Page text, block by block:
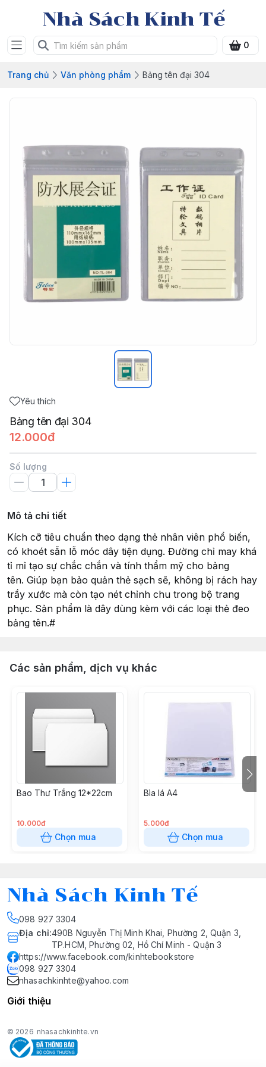
Nhà Sách Kinh Tế
0
Trang chủ Văn phòng phẩm Bảng tên đại 304
Yêu thích
Bảng tên đại 304
12.000đ
Số lượng
Mô tả chi tiết
Kích cỡ tiêu chuẩn theo dạng thẻ nhân viên phổ biến,
có khoét sẵn lỗ móc dây tiện dụng. Đường chỉ may khá
tỉ mỉ tạo sự chắc chắn và tính thẩm mỹ cho bảng
tên. Giúp bạn bảo quản thẻ sạch sẽ, không bị rách hay
trầy xước mà còn tạo nét chỉnh chu trong bộ trang
phục. Sản phẩm là dây dùng kèm với các loại thẻ đeo
bảng tên.#
Các sản phẩm, dịch vụ khác
Bao Thư Trắng 12*22cm
10.000đ
Chọn mua
Bìa lá A4
5.000đ
Chọn mua
Nhà Sách Kinh Tế
098 927 3304
Địa chỉ:490B Nguyễn Thị Minh Khai, Phường 2, Quận 3,
TP.HCM, Phường 02, Hồ Chí Minh - Quận 3
https://www.facebook.com/kinhtebookstore
098 927 3304
nhasachkinhte@yahoo.com
Giới thiệu
© 2026 nhasachkinhte.vn